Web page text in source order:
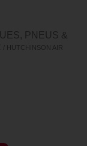
PNEUS &
/ HUTCHINSON AIR